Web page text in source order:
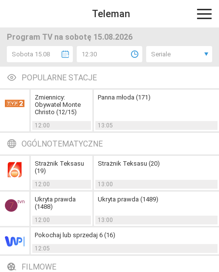
Teleman
Program TV na sobotę 15.08.2026
Sobota 15.08 12:30 Seriale
POPULARNE STACJE
Zmiennicy:
Obywatel Monte
Christo (12/15)
12:00
Panna młoda (171)
13:05
OGÓLNOTEMATYCZNE
Strażnik Teksasu
(19)
12:00
Strażnik Teksasu (20)
13:00
Ukryta prawda
(1488)
12:00
Ukryta prawda (1489)
13:00
Pokochaj lub sprzedaj 6 (16)
12:05
FILMOWE